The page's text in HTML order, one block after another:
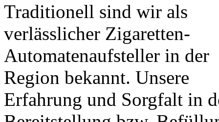
Traditionell sind wir als
verlässlicher Zigaretten-
Automatenaufsteller in der
Region bekannt. Unsere
Erfahrung und Sorgfalt in